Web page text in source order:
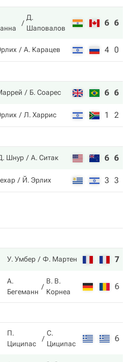
Д.
Шаповалов
6 6
А. Карацев 4 0
Б. Соарес 6 6
Л. Харрис 1 2
Шнур А. Ситак 6 6
Й. Эрлих 3 3
У. Умбер Ф. Мартен 7
А.
Бегеманн
В. В.
Корнеа
6
П.
Циципас
С.
Циципас
6